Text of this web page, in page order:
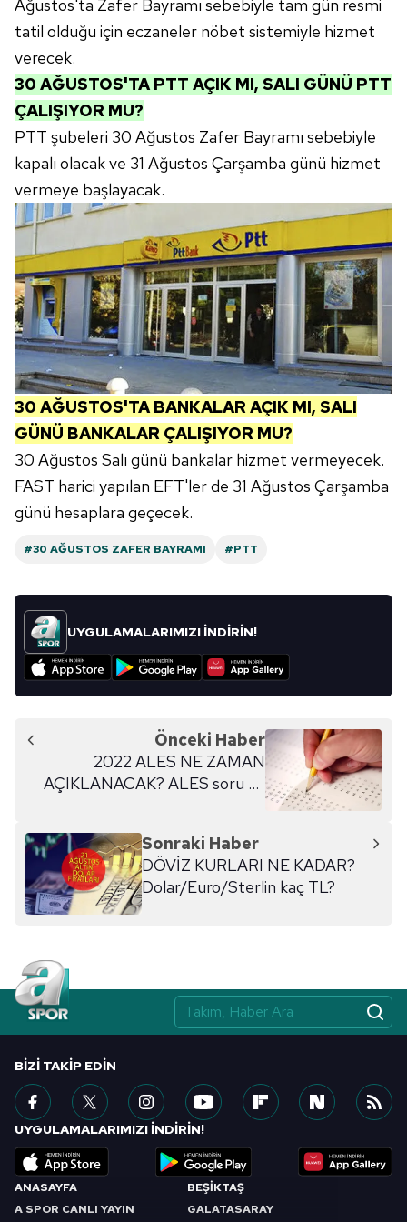
hazırlanmış Aydınlatma Metnimizi okumak ve sitemizde
ilgili mevzuata uygun olarak kullanılan çerezlerle ilgili bilgi
almak için lütfen
Ağustos'ta Zafer Bayramı sebebiyle tam gün resmi
tatil olduğu için eczaneler nöbet sistemiyle hizmet
verecek.
30 AĞUSTOS'TA PTT AÇIK MI, SALI GÜNÜ PTT
ÇALIŞIYOR MU?
PTT şubeleri 30 Ağustos Zafer Bayramı sebebiyle
kapalı olacak ve 31 Ağustos Çarşamba günü hizmet
vermeye başlayacak.
30 AĞUSTOS'TA BANKALAR AÇIK MI, SALI
GÜNÜ BANKALAR ÇALIŞIYOR MU?
30 Ağustos Salı günü bankalar hizmet vermeyecek.
FAST harici yapılan EFT'ler de 31 Ağustos Çarşamba
günü hesaplara geçecek.
#30 AĞUSTOS ZAFER BAYRAMI #PTT
UYGULAMALARIMIZI İNDİRİN!
Önceki Haber
2022 ALES NE ZAMAN
AÇIKLANACAK? ALES soru ve
Sonraki Haber
DÖVİZ KURLARI NE KADAR?
Dolar/Euro/Sterlin kaç TL?
ANASAYFA
A SPOR CANLI YAYIN
BEŞİKTAŞ
GALATASARAY
BIZI TAKIP EDIN
UYGULAMALARIMIZI İNDİRİN!